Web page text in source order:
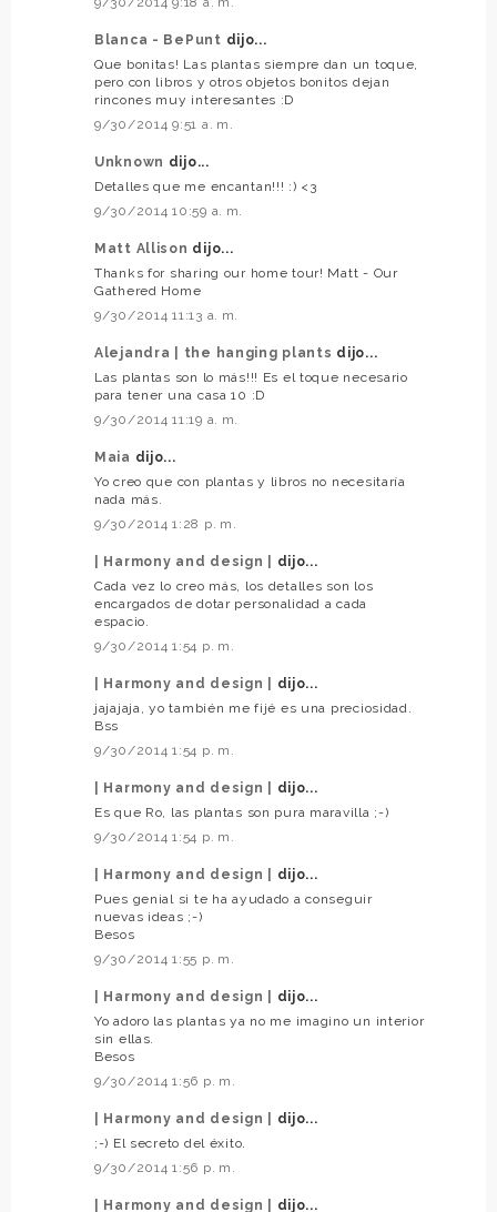
Blanca - BePunt dijo...
Que bonitas! Las plantas siempre dan un toque,
pero con libros y otros objetos bonitos dejan
rincones muy interesantes :D
9/30/2014 9:51 a. m.
Unknown dijo...
Detalles que me encantan!!! :) <3
9/30/2014 10:59 a. m.
Matt Allison dijo...
Thanks for sharing our home tour! Matt - Our
Gathered Home
9/30/2014 11:13 a. m.
Alejandra | the hanging plants dijo...
Las plantas son lo más!!! Es el toque necesario
para tener una casa 10 :D
9/30/2014 11:19 a. m.
Maia dijo...
Yo creo que con plantas y libros no necesitaría
nada más.
9/30/2014 1:28 p. m.
| Harmony and design |
dijo...
Cada vez lo creo más, los detalles son los
encargados de dotar personalidad a cada
espacio.
9/30/2014 1:54 p. m.
| Harmony and design |
dijo...
jajajaja, yo también me fijé es una preciosidad.
Bss
9/30/2014 1:54 p. m.
| Harmony and design |
dijo...
Es que Ro, las plantas son pura maravilla ;-)
9/30/2014 1:54 p. m.
| Harmony and design |
dijo...
Pues genial si te ha ayudado a conseguir
nuevas ideas ;-)
Besos
9/30/2014 1:55 p. m.
| Harmony and design |
dijo...
Yo adoro las plantas ya no me imagino un interior
sin ellas.
Besos
9/30/2014 1:56 p. m.
| Harmony and design |
dijo...
;-) El secreto del éxito.
9/30/2014 1:56 p. m.
| Harmony and design | dijo...